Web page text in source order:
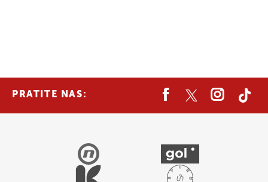
PRATITE NAS: